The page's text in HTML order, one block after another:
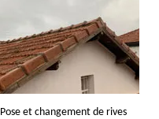
Pose et changement de rives